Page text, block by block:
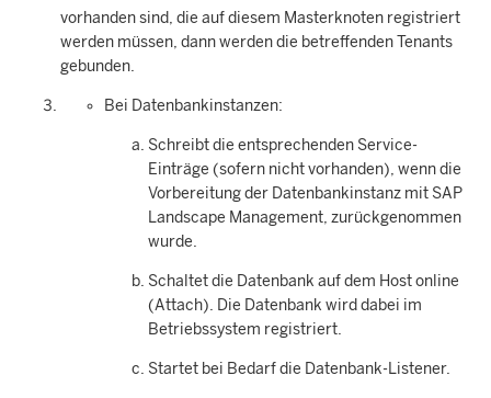
vorhanden sind, die auf diesem Masterknoten registriert
werden müssen, dann werden die betreffenden Tenants
gebunden.
Bei Datenbankinstanzen:
Schreibt die entsprechenden Service-
Einträge (sofern nicht vorhanden), wenn die
Vorbereitung der Datenbankinstanz mit SAP
Landscape Management, zurückgenommen
wurde.
Schaltet die Datenbank auf dem Host online
(Attach). Die Datenbank wird dabei im
Betriebssystem registriert.
Startet bei Bedarf die Datenbank-Listener.